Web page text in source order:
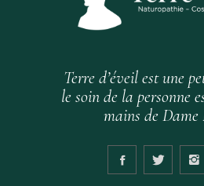
Terre d’éveil est une
le soin de la personne
mains de Dame